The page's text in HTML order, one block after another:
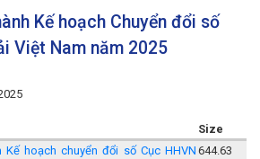
Kế hoạch Chuyển đổi số
Việt Nam năm 2025
Size
Kế hoạch chuyển đổi số Cục HHVN 644.63